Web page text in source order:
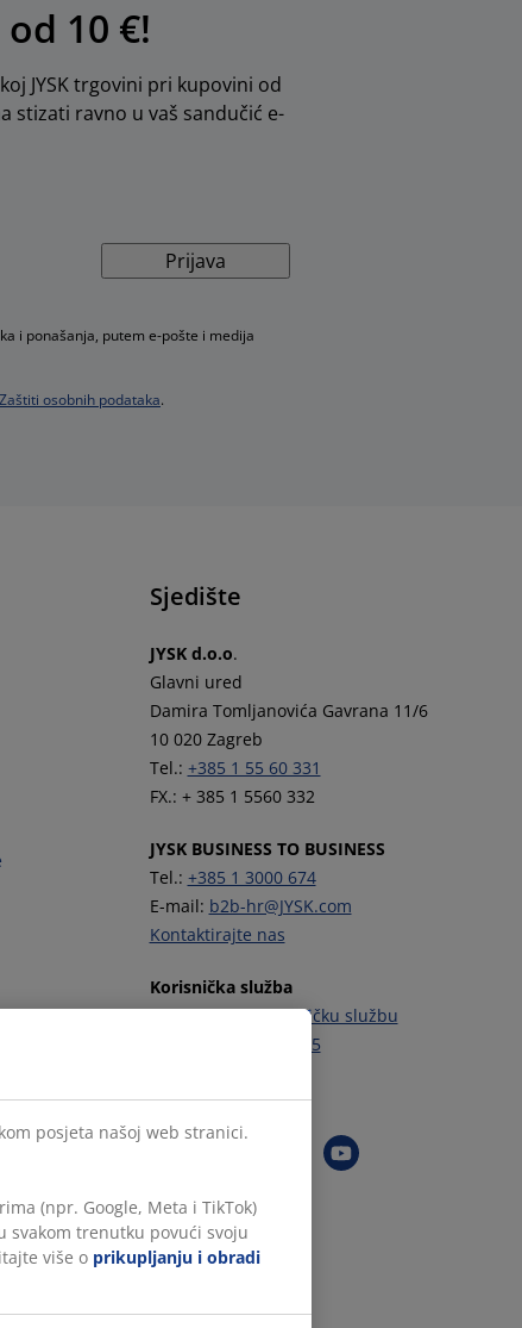
10 €!
JYSK trgovini pri kupovini od
stizati ravno u vaš sandučić e-
Prijava
i ponašanja, putem e-pošte i medija
Zaštiti osobnih podataka.
Sjedište
JYSK d.o.o.
Glavni ured
Damira Tomljanovića Gavrana 11/6
10 020 Zagreb
Tel.: +385 1 55 60 331
FX.: + 385 1 5560 332
JYSK BUSINESS TO BUSINESS
Tel.: +385 1 3000 674
E-mail: b2b-hr@JYSK.com
Kontaktirajte nas
Korisnička služba
Kontaktirajte Korisničku službu
+385 1 444 00 55
Zapratite JYSK
posjeta našoj web stranici.
(npr. Google, Meta i TikTok)
svakom trenutku povući svoju
više o prikupljanju i obradi